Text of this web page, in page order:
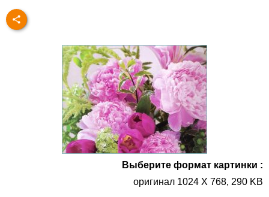
Выберите формат картинки :
оригинал 1024 X 768, 290 KB